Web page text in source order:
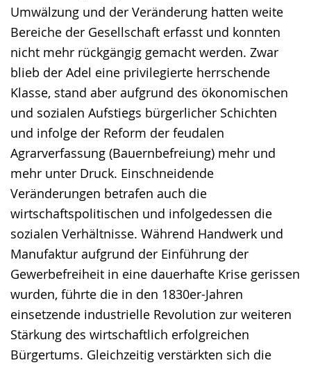
Umwälzung und der Veränderung hatten weite
Bereiche der Gesellschaft erfasst und konnten
nicht mehr rückgängig gemacht werden. Zwar
blieb der Adel eine privilegierte herrschende
Klasse, stand aber aufgrund des ökonomischen
und sozialen Aufstiegs bürgerlicher Schichten
und infolge der Reform der feudalen
Agrarverfassung (Bauernbefreiung) mehr und
mehr unter Druck. Einschneidende
Veränderungen betrafen auch die
wirtschaftspolitischen und infolgedessen die
sozialen Verhältnisse. Während Handwerk und
Manufaktur aufgrund der Einführung der
Gewerbefreiheit in eine dauerhafte Krise gerissen
wurden, führte die in den 1830er-Jahren
einsetzende industrielle Revolution zur weiteren
Stärkung des wirtschaftlich erfolgreichen
Bürgertums. Gleichzeitig verstärkten sich die